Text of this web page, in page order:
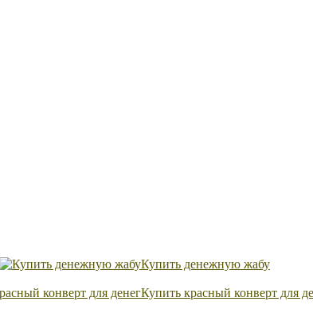
Купить денежную жабу
Купить красный конверт для